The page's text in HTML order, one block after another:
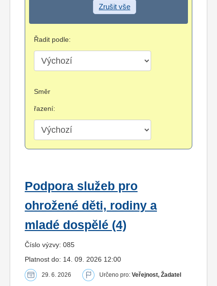
Zrušit vše
Řadit podle:
Směr
řazení:
Podpora služeb pro
ohrožené děti, rodiny a
mladé dospělé (4)
Číslo výzvy: 085
Platnost do: 14. 09. 2026 12:00
29. 6. 2026 Určeno pro: Veřejnost, Žadatel